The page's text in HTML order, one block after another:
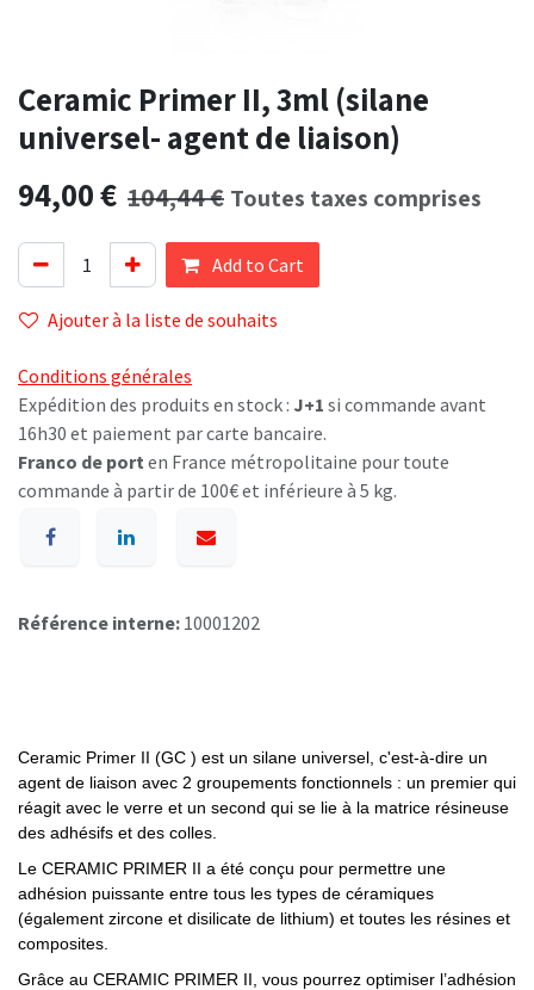
Ceramic Primer II, 3ml (silane
universel- agent de liaison)
94,00€ 104,44€ Toutes taxes comprises
Add to Cart
Ajouter à la liste de souhaits
Conditions générales
Expédition des produits en stock : J+1 si commande avant
16h30 et paiement par carte bancaire.
Franco de port en France métropolitaine pour toute
commande à partir de 100€ et inférieure à 5 kg.
Référence interne: 10001202
Ceramic Primer II (GC ) est un silane universel, c'est-à-dire un
agent de liaison avec 2 groupements fonctionnels : un premier qui
réagit avec le verre et un second qui se lie à la matrice résineuse
des adhésifs et des colles.
Le CERAMIC PRIMER II a été conçu pour permettre une
adhésion puissante entre tous les types de céramiques
(également zircone et disilicate de lithium) et toutes les résines et
composites.
Grâce au CERAMIC PRIMER II, vous pourrez optimiser l’adhésion